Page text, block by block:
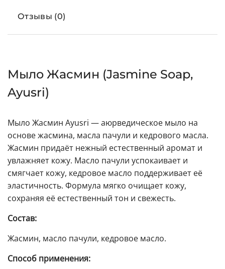
Отзывы (0)
Мыло Жасмин (Jasmine Soap,
Ayusri)
Мыло Жасмин Ayusri — аюрведическое мыло на
основе жасмина, масла пачули и кедрового масла.
Жасмин придаёт нежный естественный аромат и
увлажняет кожу. Масло пачули успокаивает и
смягчает кожу, кедровое масло поддерживает её
эластичность. Формула мягко очищает кожу,
сохраняя её естественный тон и свежесть.
Состав:
Жасмин, масло пачули, кедровое масло.
Способ применения: